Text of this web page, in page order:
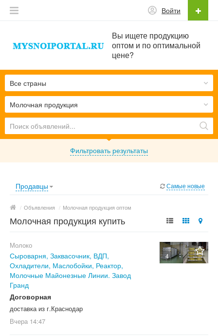
Вы ищете продукцию
оптом и по оптимальной
цене?
Войти
Молочная продукция
Все страны
Фильтровать результаты
Продавцы Самые новые
/ Объявления / Молочная продукция оптом
Молочная продукция купить
4
Молоко
Сыроварня, Заквасочник, ВДП,
Охладители, Маслобойки, Реактор,
Молочные Майонезные Линии. Завод
Гранд
Договорная
доставка из г.Краснодар
Вчера 14:47